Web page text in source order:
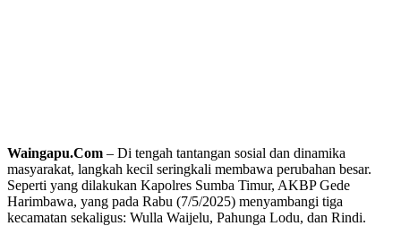
Waingapu.Com – Di tengah tantangan sosial dan dinamika
masyarakat, langkah kecil seringkali membawa perubahan besar.
Seperti yang dilakukan Kapolres Sumba Timur, AKBP Gede
Harimbawa, yang pada Rabu (7/5/2025) menyambangi tiga
kecamatan sekaligus: Wulla Waijelu, Pahunga Lodu, dan Rindi.